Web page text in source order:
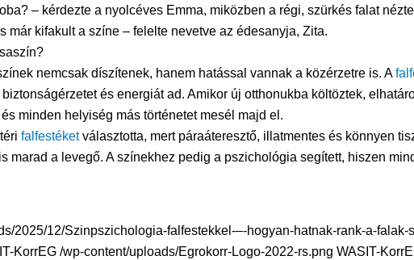
– kérdezte a nyolcéves Emma, miközben a régi, szürkés falat
már kifakult a színe – felelte nevetve az édesanyja, Zita.
nemcsak díszítenek, hanem hatással vannak a közérzetre is. A
és energiát ad. Amikor új otthonukba költöztek,
minden helyiség más történetet mesél majd el.
falfestéketválasztotta, mert páraáteresztő, illatmentes és könnyen
marad a levegő. A színekhez pedig a pszichológia segített, hiszen
2025/12/Szinpszichologia-falfestekkel-–-hogyan-hatnak-rank-a-falak-
KorrEG /wp-content/uploads/Egrokorr-Logo-2022-rs.png WASIT-